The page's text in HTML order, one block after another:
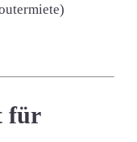
für